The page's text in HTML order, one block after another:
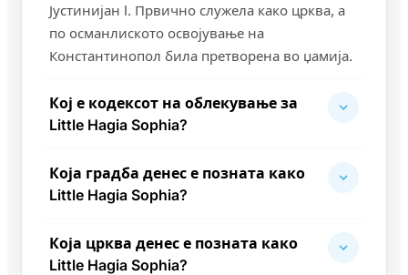
Јустинијан I. Првично служела како црква, а
по османлиското освојување на
Константинопол била претворена во џамија.
Кој е кодексот на облекување за
Little Hagia Sophia?
Која градба денес е позната како
Little Hagia Sophia?
Која црква денес е позната како
Little Hagia Sophia?